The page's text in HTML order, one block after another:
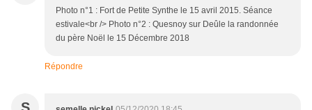
Photo n°1 : Fort de Petite Synthe le 15 avril 2015. Séance
estivale<br /> Photo n°2 : Quesnoy sur Deûle la randonnée
du père Noël le 15 Décembre 2018
Répondre